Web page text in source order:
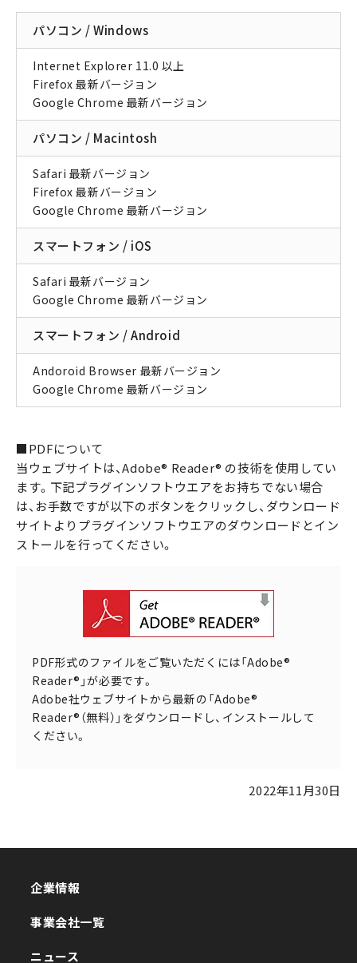
パソコン / Windows
Internet Explorer 11.0 以上
Firefox 最新バージョン
Google Chrome 最新バージョン
パソコン / Macintosh
Safari 最新バージョン
Firefox 最新バージョン
Google Chrome 最新バージョン
スマートフォン / iOS
Safari 最新バージョン
Google Chrome 最新バージョン
スマートフォン / Android
Andoroid Browser 最新バージョン
Google Chrome 最新バージョン
■PDFについて
当ウェブサイトは、Adobe® Reader® の技術を使用してい
ます。下記プラグインソフトウエアをお持ちでない場合
は、 お手数ですが以下のボタンをクリックし、ダウンロード
サイトよりプラグインソフトウエアのダウンロードとイン
ストールを行ってください。
PDF形式のファイルをご覧いただくには「Adobe®
Reader®」が必要です。
Adobe社ウェブサイトから最新の「Adobe®
Reader®（無料）」をダウンロードし、インストールして
ください。
2022年11月30日
企業情報
事業会社一覧
ニュース